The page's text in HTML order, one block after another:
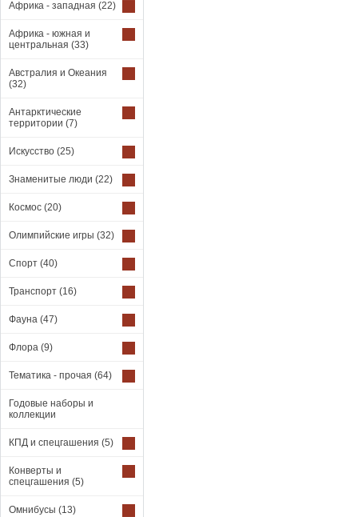
Африка - западная (22)
Африка - южная и
центральная (33)
Австралия и Океания
(32)
Антарктические
территории (7)
Искусство (25)
Знаменитые люди (22)
Космос (20)
Олимпийские игры (32)
Спорт (40)
Транспорт (16)
Фауна (47)
Флора (9)
Тематика - прочая (64)
Годовые наборы и
коллекции
КПД и спецгашения (5)
Конверты и
спецгашения (5)
Омнибусы (13)